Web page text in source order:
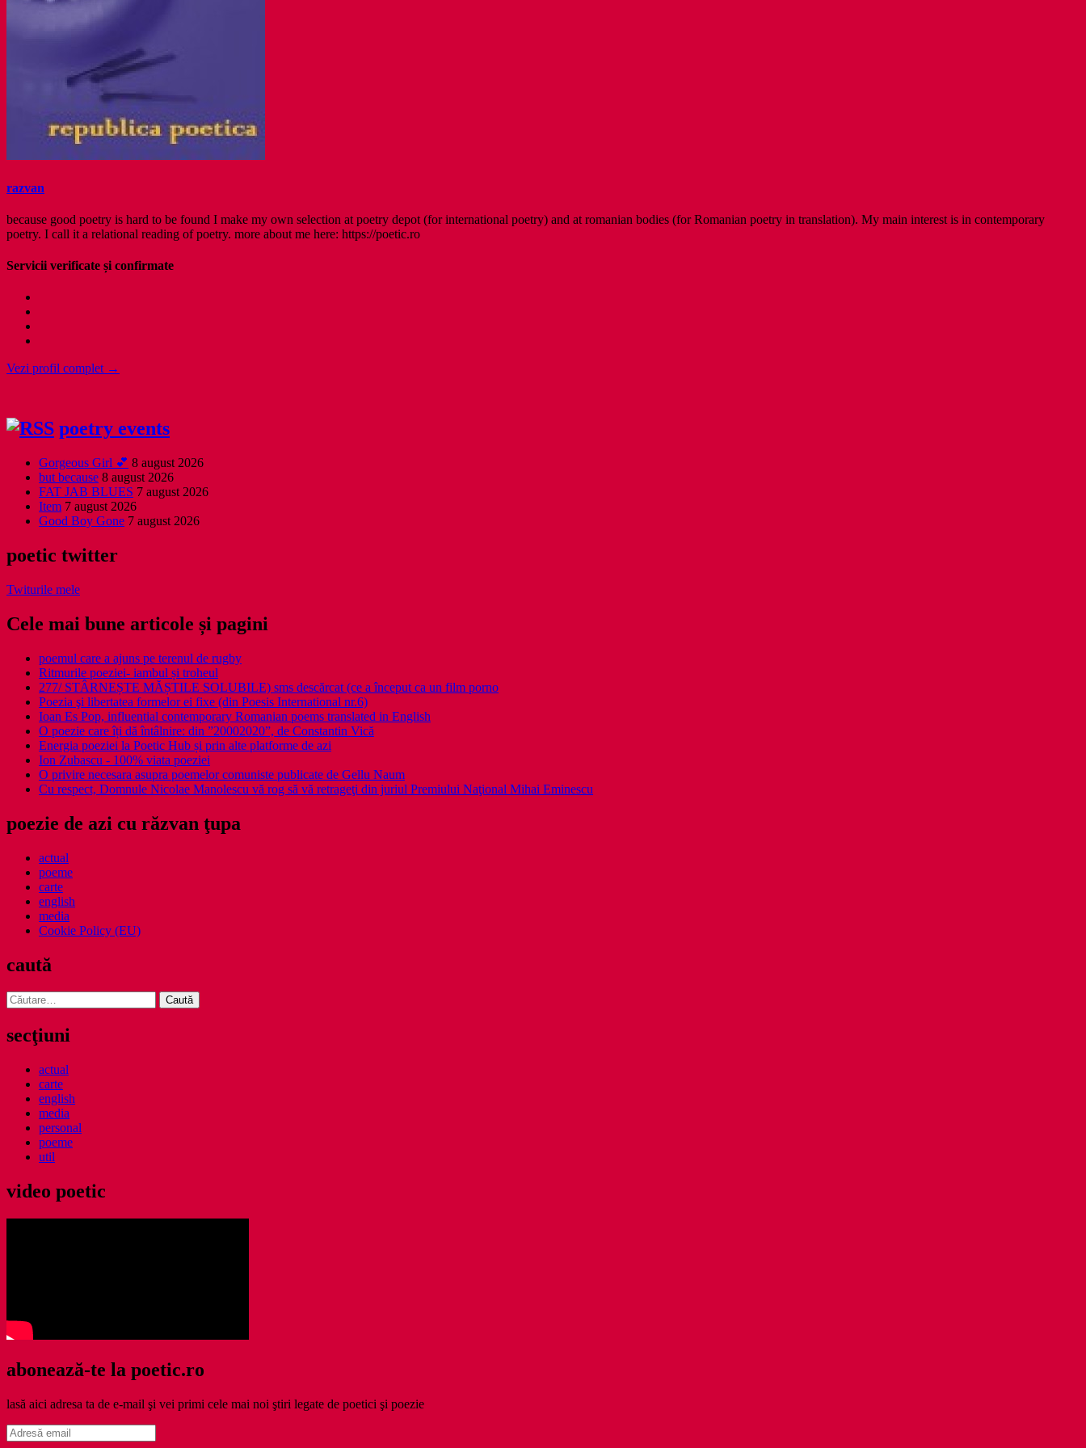
razvan
because good poetry is hard to be found I make my own selection at poetry depot (for international poetry) and at romanian bodies (for Romanian poetry in translation). My main interest is in contemporary
poetry. I call it a relational reading of poetry. more about me here: https://poetic.ro
Servicii verificate și confirmate
Vezi profil complet →
poetry events
Gorgeous Girl 💕 8 august 2026
but because 8 august 2026
FAT JAB BLUES 7 august 2026
Item 7 august 2026
Good Boy Gone 7 august 2026
poetic twitter
Twiturile mele
Cele mai bune articole și pagini
poemul care a ajuns pe terenul de rugby
Ritmurile poeziei- iambul și troheul
277/ STÂRNEȘTE MĂȘTILE SOLUBILE) sms descărcat (ce a început ca un film porno
Poezia şi libertatea formelor ei fixe (din Poesis International nr.6)
Ioan Es Pop, influential contemporary Romanian poems translated in English
O poezie care îți dă întâlnire: din ”20002020”, de Constantin Vică
Energia poeziei la Poetic Hub și prin alte platforme de azi
Ion Zubascu - 100% viata poeziei
O privire necesara asupra poemelor comuniste publicate de Gellu Naum
Cu respect, Domnule Nicolae Manolescu vă rog să vă retrageţi din juriul Premiului Naţional Mihai Eminescu
poezie de azi cu răzvan ţupa
actual
poeme
carte
english
media
Cookie Policy (EU)
caută
Caută
după:
secţiuni
actual
carte
english
media
personal
poeme
util
video poetic
abonează-te la poetic.ro
lasă aici adresa ta de e-mail şi vei primi cele mai noi ştiri legate de poetici şi poezie
Adresă
email